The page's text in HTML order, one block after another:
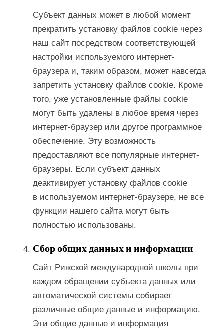
Субъект данных может в любой момент
прекратить установку файлов cookie через
наш сайт посредством соответствующей
настройки используемого интернет-
браузера и, таким образом, может навсегда
запретить установку файлов cookie. Кроме
того, уже установленные файлы cookie
могут быть удалены в любое время через
интернет-браузер или другое программное
обеспечение. Эту возможность
предоставляют все популярные интернет-
браузеры. Если субъект данных
деактивирует установку файлов cookie
в используемом интернет-браузере, не все
функции нашего сайта могут быть
полностью использованы.
Сбор общих данных и информации
Сайт Рижской международной школы при
каждом обращении субъекта данных или
автоматической системы собирает
различные общие данные и информацию.
Эти общие данные и информация